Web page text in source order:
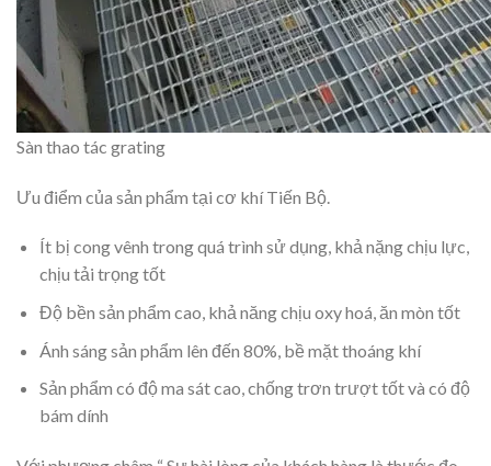
Sàn thao tác grating
Ưu điểm của sản phẩm tại cơ khí Tiến Bộ.
Ít bị cong vênh trong quá trình sử dụng, khả nặng chịu lực,
chịu tải trọng tốt
Độ bền sản phẩm cao, khả năng chịu oxy hoá, ăn mòn tốt
Ánh sáng sản phẩm lên đến 80%, bề mặt thoáng khí
Sản phẩm có độ ma sát cao, chống trơn trượt tốt và có độ
bám dính